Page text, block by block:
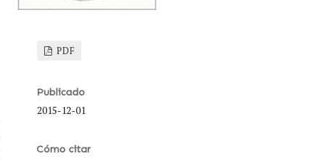
PDF
Publicado
2015-12-01
Cómo citar